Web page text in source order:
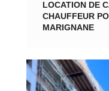
LOCATION DE
CHAUFFEUR
MARIGNANE